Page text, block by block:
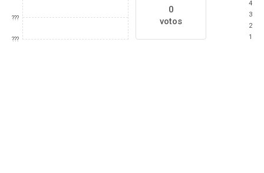
???
???
0
votos
4
3
2
1